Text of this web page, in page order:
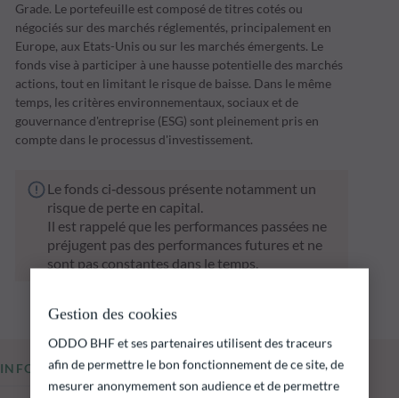
Grade. Le portefeuille est composé de titres cotés ou
négociés sur des marchés réglementés, principalement en
Europe, aux Etats-Unis ou sur les marchés émergents. Le
fonds vise à participer à une hausse potentielle des marchés
actions, tout en limitant le risque de baisse. Dans le même
temps, les critères environnementaux, sociaux et de
gouvernance d'entreprise (ESG) sont pleinement pris en
compte dans le processus d'investissement.
Le fonds ci‑dessous présente notamment un
risque de perte en capital.
Il est rappelé que les performances passées ne
préjugent pas des performances futures et ne
sont pas constantes dans le temps.
INFORMATIONS CLÉS
Gestion des cookies
ODDO BHF et ses partenaires utilisent des traceurs
afin de permettre le bon fonctionnement de ce site, de
mesurer anonymement son audience et de permettre